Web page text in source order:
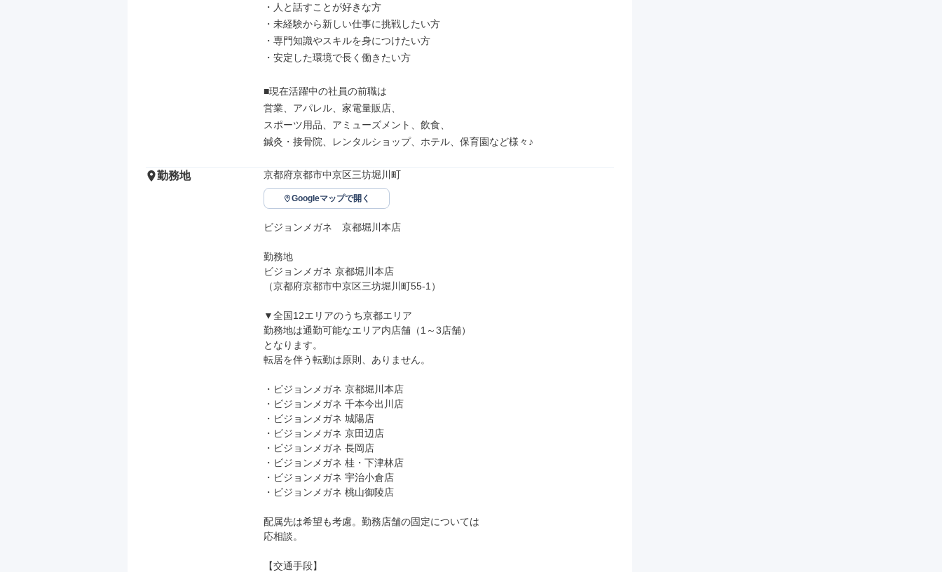
・人と話すことが好きな方
・未経験から新しい仕事に挑戦したい方
・専門知識やスキルを身につけたい方
・安定した環境で長く働きたい方
■現在活躍中の社員の前職は
営業、アパレル、家電量販店、
スポーツ用品、アミューズメント、飲食、
鍼灸・接骨院、レンタルショップ、ホテル、保育園など様々♪
勤務地 京都府京都市中京区三坊堀川町
Googleマップで開く
ビジョンメガネ　京都堀川本店
勤務地
ビジョンメガネ 京都堀川本店
（京都府京都市中京区三坊堀川町55-1）
▼全国12エリアのうち京都エリア
勤務地は通勤可能なエリア内店舗（1～3店舗）
となります。
転居を伴う転勤は原則、ありません。
・ビジョンメガネ 京都堀川本店
・ビジョンメガネ 千本今出川店
・ビジョンメガネ 城陽店
・ビジョンメガネ 京田辺店
・ビジョンメガネ 長岡店
・ビジョンメガネ 桂・下津林店
・ビジョンメガネ 宇治小倉店
・ビジョンメガネ 桃山御陵店
配属先は希望も考慮。勤務店舗の固定については
応相談。
【交通手段】